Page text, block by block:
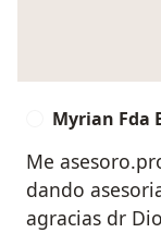
Myrian Fda
Me
dando
agracias dr